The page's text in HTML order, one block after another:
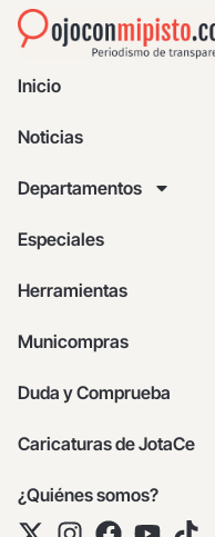
Inicio
Noticias
Departamentos
Especiales
Herramientas
Municompras
Duda y Comprueba
Caricaturas de JotaCe
¿Quiénes somos?